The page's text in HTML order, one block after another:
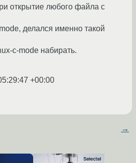
открытие любого файла с
делался именно такой
c-mode набирать.
+00:00
→